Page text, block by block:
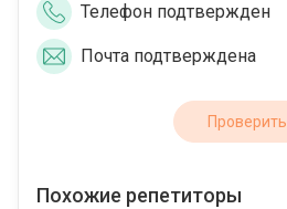
Телефон подтвержден
Почта подтверждена
Проверить
Похожие репетиторы